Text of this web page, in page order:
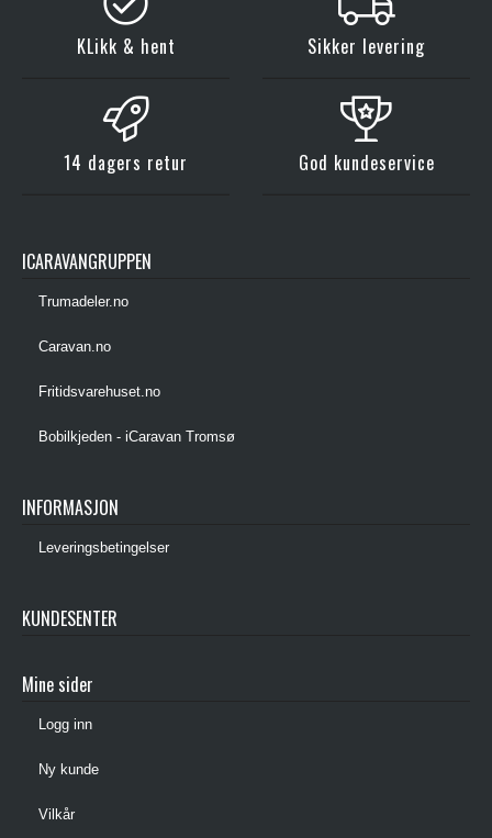
KLikk & hent Sikker levering
14 dagers retur God kundeservice
ICARAVANGRUPPEN
Trumadeler.no
Caravan.no
Fritidsvarehuset.no
Bobilkjeden - iCaravan Tromsø
INFORMASJON
Leveringsbetingelser
KUNDESENTER
Mine sider
Logg inn
Ny kunde
Vilkår